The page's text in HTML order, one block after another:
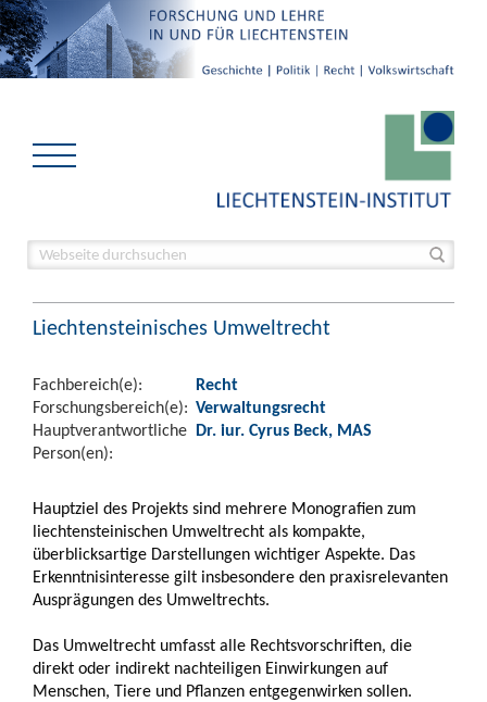
Liechtensteinisches Umweltrecht
Fachbereich(e):
Recht
Forschungsbereich(e): Verwaltungsrecht
Hauptverantwortliche
Person(en):
Dr. iur. Cyrus Beck, MAS
Hauptziel des Projekts sind mehrere Monografien zum
liechtensteinischen Umweltrecht als kompakte,
überblicksartige Darstellungen wichtiger Aspekte. Das
Erkenntnisinteresse gilt insbesondere den praxisrelevanten
Ausprägungen des Umweltrechts.
Das Umweltrecht umfasst alle Rechtsvorschriften, die
direkt oder indirekt nachteiligen Einwirkungen auf
Menschen, Tiere und Pflanzen entgegenwirken sollen.